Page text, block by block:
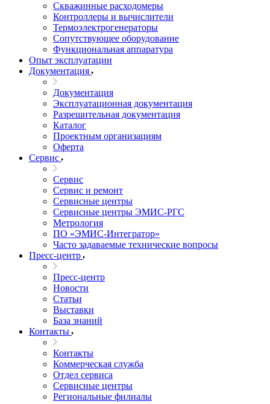
Скважинные расходомеры
Контроллеры и вычислители
Термоэлектрогенераторы
Сопутствующее оборудование
Функциональная аппаратура
Опыт эксплуатации
Документация
Документация
Эксплуатационная документация
Разрешительная документация
Каталог
Проектным организациям
Оферта
Сервис
Сервис
Сервис и ремонт
Сервисные центры
Сервисные центры ЭМИС-РГС
Метрология
ПО «ЭМИС-Интегратор»
Часто задаваемые технические вопросы
Пресс-центр
Пресс-центр
Новости
Статьи
Выставки
База знаний
Контакты
Контакты
Коммерческая служба
Отдел сервиса
Сервисные центры
Региональные филиалы